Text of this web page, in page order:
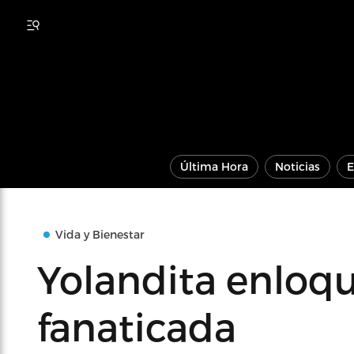
Última Hora Noticias
Vida y Bienestar
Yolandita
fanaticada